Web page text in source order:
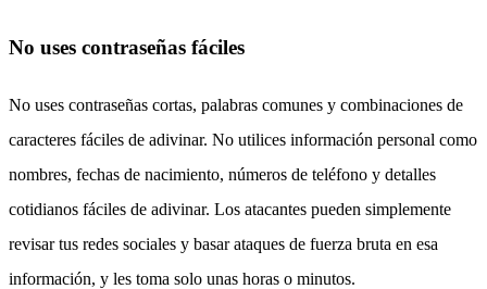
No uses contraseñas fáciles
No uses contraseñas cortas, palabras comunes y combinaciones de
caracteres fáciles de adivinar. No utilices información personal como
nombres, fechas de nacimiento, números de teléfono y detalles
cotidianos fáciles de adivinar. Los atacantes pueden simplemente
revisar tus redes sociales y basar ataques de fuerza bruta en esa
información, y les toma solo unas horas o minutos.